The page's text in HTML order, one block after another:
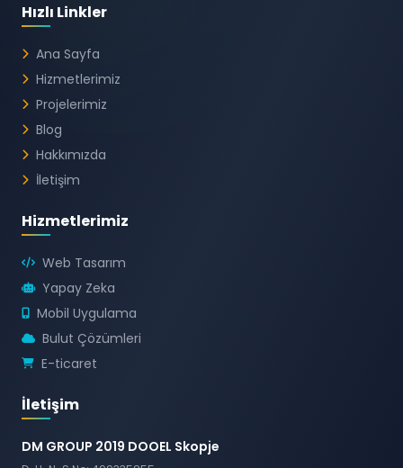
Hızlı Linkler
Ana Sayfa
Hizmetlerimiz
Projelerimiz
Blog
Hakkımızda
İletişim
Hizmetlerimiz
Web Tasarım
Yapay Zeka
Mobil Uygulama
Bulut Çözümleri
E-ticaret
İletişim
DM GROUP 2019 DOOEL Skopje